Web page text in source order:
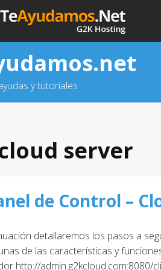
y tutoriales
server
de Control –
detallaremos los pasos a
de las características y
http://